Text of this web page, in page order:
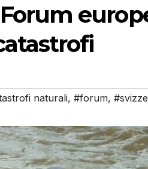
Forum
naturali, #forum,